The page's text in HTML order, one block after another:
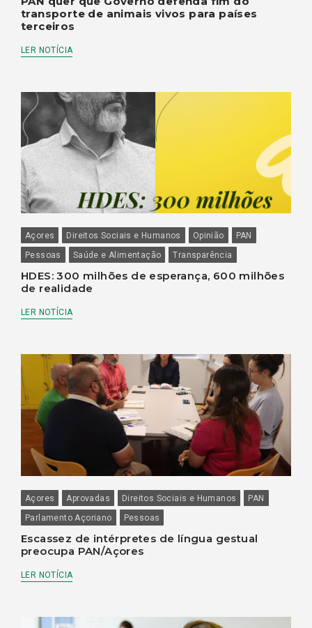
transporte de animais vivos para países
terceiros
LER NOTÍCIA
Açores Direitos Sociais e Humanos Opinião
PAN
Pessoas
Saúde e Alimentação Transparência
HDES: 300 milhões de esperança, 600 milhões
de realidade
LER NOTÍCIA
Açores Aprovadas Direitos Sociais e Humanos
PAN
Parlamento Açoriano
Pessoas
Escassez de intérpretes de língua gestual
preocupa PAN/Açores
LER NOTÍCIA